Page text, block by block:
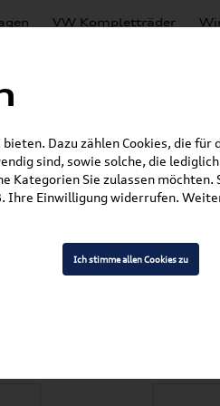
VW Kompletträder
(2.
Dazu zählen Cookies, die für
sind, sowie solche, die
Sie zulassen möchten.
Ihre Einwilligung widerrufen.
Ich stimme allen Cookies zu